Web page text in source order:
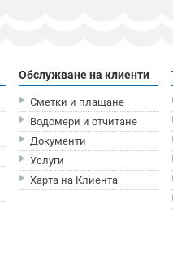
Обслужване на клиенти
Сметки и плащане
Водомери и отчитане
Документи
Услуги
Харта на Клиента